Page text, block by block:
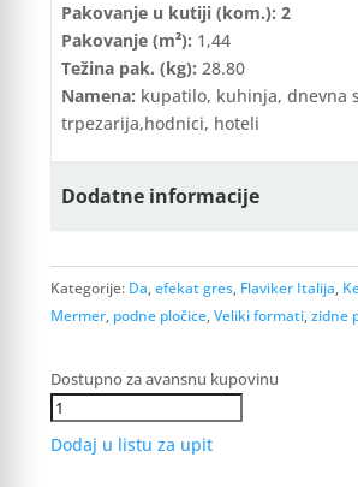
Pakovanje u kutiji (kom.): 2
Pakovanje (m²): 1,44
Težina pak. (kg): 28.80
Namena: kupatilo, kuhinja, dnevna
trpezarija,hodnici, hoteli
Dodatne informacije
Kategorije: Da,efekat gres, Flaviker Italija,
Mermer, podne pločice,Veliki formati,zidne
Dostupno za avansnu kupovinu
Supreme
Evo
Statuario
Dodaj u listu za upit